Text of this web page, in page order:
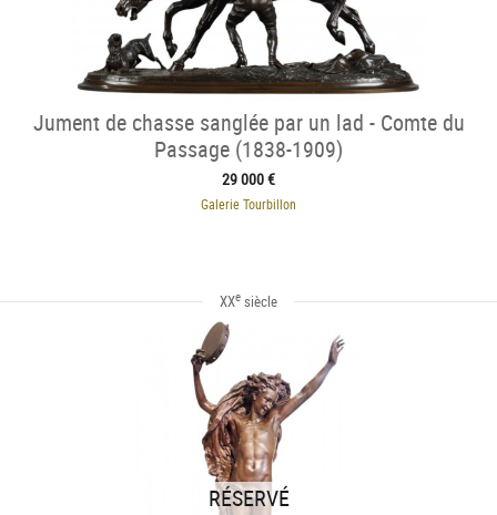
Jument de chasse sanglée par un lad - Comte du
Passage (1838-1909)
29 000 €
Galerie Tourbillon
XXe siècle
RÉSERVÉ